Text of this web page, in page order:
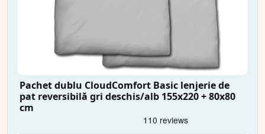
Pachet dublu CloudComfort Basic lenjerie de
pat reversibilă gri deschis/alb 155x220 + 80x80
cm